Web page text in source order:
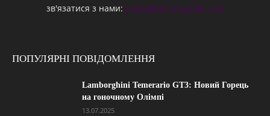
зв'язатися з нами: maxwelhelp@gmail.com
ПОПУЛЯРНІ ПОВІДОМЛЕННЯ
Lamborghini Temerario GT3: Новий Горець
на гоночному Олімпі
13.07.2025